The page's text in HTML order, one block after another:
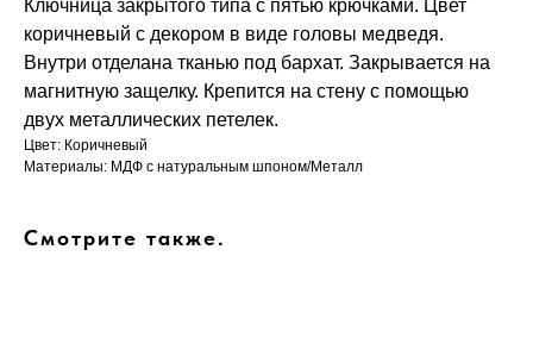
Ключница закрытого типа с пятью крючками. Цвет
коричневый с декором в виде головы медведя.
Внутри отделана тканью под бархат. Закрывается на
магнитную защелку. Крепится на стену с помощью
двух металлических петелек.
Цвет: Коричневый
Материалы: МДФ с натуральным шпоном/Металл
Смотрите также.